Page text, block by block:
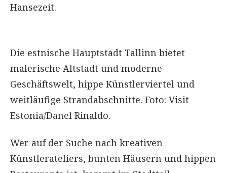
Hansezeit.
Die estnische Hauptstadt Tallinn bietet
malerische Altstadt und moderne
Geschäftswelt, hippe Künstlerviertel und
weitläufige Strandabschnitte. Foto: Visit
Estonia/Danel Rinaldo.
Wer auf der Suche nach kreativen
Künstlerateliers, bunten Häusern und hippen